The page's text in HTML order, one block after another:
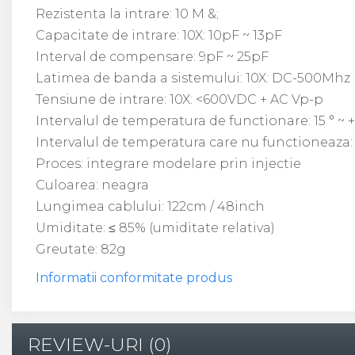
Rezistenta la intrare: 10 M &;
Capacitate de intrare: 10X: 10pF ~ 13pF
Interval de compensare: 9pF ~ 25pF
Latimea de banda a sistemului: 10X: DC-500Mhz
Tensiune de intrare: 10X: <600VDC + AC Vp-p
Intervalul de temperatura de functionare: 15 ° ~ +
Intervalul de temperatura care nu functioneaza: -
Proces: integrare modelare prin injectie
Culoarea: neagra
Lungimea cablului: 122cm / 48inch
Umiditate: ≤ 85% (umiditate relativa)
Greutate: 82g
Informatii conformitate produs
REVIEW-URI (0)